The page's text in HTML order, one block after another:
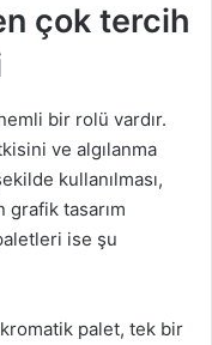
çok tercih
bir rolü vardır.
ve algılanma
kullanılması,
grafik tasarım
ise şu
palet, tek bir